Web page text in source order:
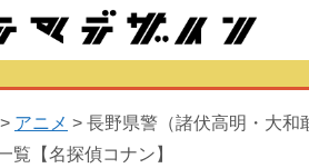
> アニメ > 長野県警（諸伏高明・大和
覧【名探偵コナン】